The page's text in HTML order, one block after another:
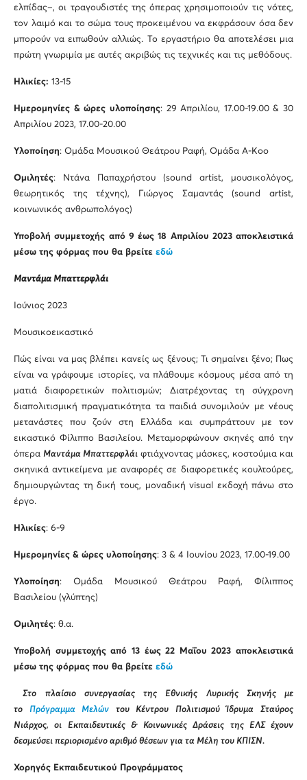
ελπίδας–, οι τραγουδιστές της όπερας χρησιμοποιούν τις νότες,
τον λαιμό και το σώμα τους προκειμένου να εκφράσουν όσα δεν
μπορούν να ειπωθούν αλλιώς. Το εργαστήριο θα αποτελέσει μια
πρώτη γνωριμία με αυτές ακριβώς τις τεχνικές και τις μεθόδους.
Ηλικίες: 13-15
Ημερομηνίες & ώρες υλοποίησης: 29 Απριλίου, 17.00-19.00 & 30
Απριλίου 2023, 17.00-20.00
Υλοποίηση: Ομάδα Μουσικού Θεάτρου Ραφή, Ομάδα Α-Koo
Ομιλητές: Ντάνα Παπαχρήστου (sound artist, μουσικολόγος,
θεωρητικός της τέχνης), Γιώργος Σαμαντάς (sound artist,
κοινωνικός ανθρωπολόγος)
Υποβολή συμμετοχής από 9 έως 18 Απριλίου 2023 αποκλειστικά
μέσω της φόρμας που θα βρείτε εδώ
Μαντάμα Mπαττερφλάι
Ιούνιος 2023
Μουσικοεικαστικό
Πώς είναι να μας βλέπει κανείς ως ξένους; Τι σημαίνει ξένο; Πως
είναι να γράφουμε ιστορίες, να πλάθουμε κόσμους μέσα από τη
ματιά διαφορετικών πολιτισμών; Διατρέχοντας τη σύγχρονη
διαπολιτισμική πραγματικότητα τα παιδιά συνομιλούν με νέους
μετανάστες που ζούν στη Ελλάδα και συμπράττουν με τον
εικαστικό Φίλιππο Βασιλείου. Μεταμορφώνουν σκηνές από την
όπερα Μαντάμα Μπαττερφλάι φτιάχνοντας μάσκες, κοστούμια και
σκηνικά αντικείμενα με αναφορές σε διαφορετικές κουλτούρες,
δημιουργώντας τη δική τους, μοναδική visual εκδοχή πάνω στο
έργο.
Ηλικίες: 6-9
Ημερομηνίες & ώρες υλοποίησης: 3 & 4 Ιουνίου 2023, 17.00-19.00
Υλοποίηση: Ομάδα Μουσικού Θεάτρου Ραφή, Φίλιππος
Βασιλείου (γλύπτης)
Ομιλητές: θ.α.
Υποβολή συμμετοχής από 13 έως 22 Μαΐου 2023 αποκλειστικά
μέσω της φόρμας που θα βρείτε εδώ
Στο πλαίσιο συνεργασίας της Εθνικής Λυρικής Σκηνής με
το Πρόγραμμα Μελών του Κέντρου Πολιτισμού Ίδρυμα Σταύρος
Νιάρχος, οι Εκπαιδευτικές & Κοινωνικές Δράσεις της ΕΛΣ έχουν
δεσμεύσει περιορισμένο αριθμό θέσεων για τα Μέλη του ΚΠΙΣΝ.
Χορηγός Εκπαιδευτικού Προγράμματος